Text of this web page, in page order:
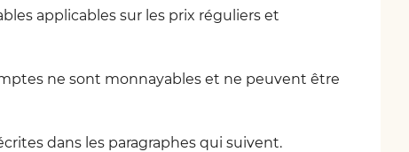
applicables sur les prix réguliers et
ne sont monnayables et ne peuvent être
dans les paragraphes qui suivent.